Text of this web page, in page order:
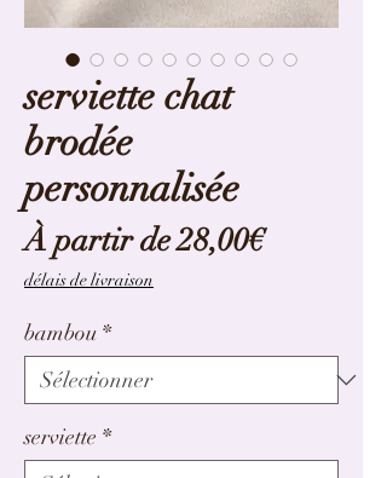
serviette chat
brodée
personnalisée
À partir de28,00€Prix
délais de livraison
bambou *
serviette *